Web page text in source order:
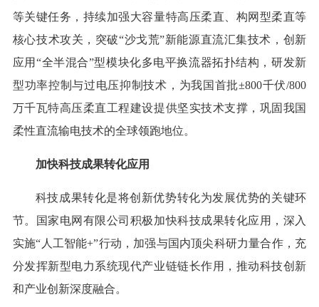
等关键任务，持续加强大容量特高压柔直、构网型柔直等
核心技术攻关，突破“沙戈荒”新能源直流汇集技术，创新
应用“全半混合”型模块化多电平换流器拓扑结构，研发新
型功率控制与过电压抑制技术，为我国首批±800千伏/800
万千瓦特高压柔直工程建设提供坚实技术支撑，巩固我国
柔性直流输电技术的全球领跑地位。
加快科技成果转化应用
科技成果转化是将创新优势转化为发展优势的关键环
节。国家电网有限公司积极加快科技成果转化应用，深入
实施“人工智能+”行动，加强与国内顶尖科研力量合作，充
分发挥新型电力系统现代产业链链长作用，推动科技创新
和产业创新深度融合。